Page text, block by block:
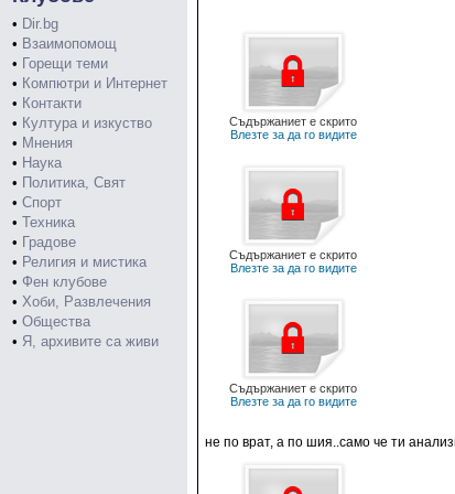
• Dir.bg
• Взаимопомощ
• Горещи теми
• Компютри и Интернет
• Контакти
• Култура и изкуство
• Мнения
• Наука
• Политика, Свят
• Спорт
• Техника
• Градове
• Религия и мистика
• Фен клубове
• Хоби, Развлечения
• Общества
• Я, архивите са живи
Съдържаниет е скрито
Влезте за да го видите
Съдържаниет е скрито
Влезте за да го видите
Съдържаниет е скрито
Влезте за да го видите
не по врат, а по шия..само че ти